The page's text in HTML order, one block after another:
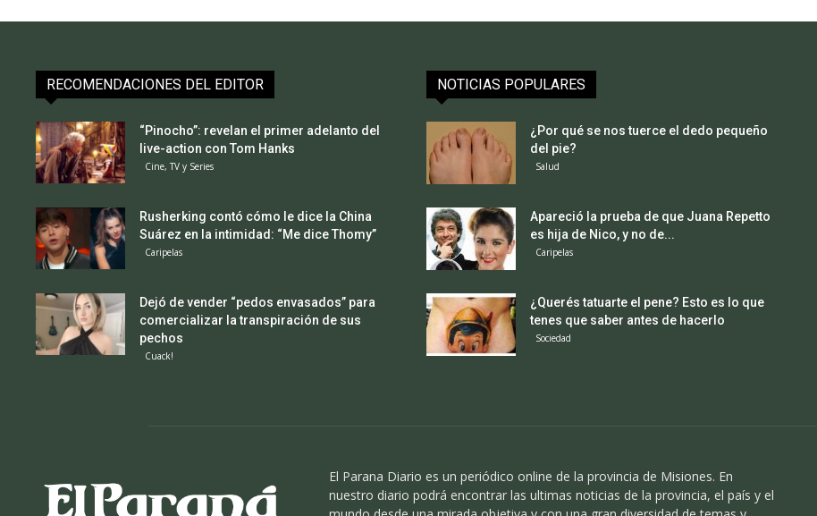
RECOMENDACIONES DEL EDITOR
“Pinocho”: revelan el primer adelanto del
live-action con Tom Hanks
Cine, TV y Series
Rusherking contó cómo le dice la China
Suárez en la intimidad: “Me dice Thomy”
Caripelas
Dejó de vender “pedos envasados” para
comercializar la transpiración de sus
pechos
Cuack!
NOTICIAS POPULARES
¿Por qué se nos tuerce el dedo pequeño
del pie?
Salud
Apareció la prueba de que Juana Repetto
es hija de Nico, y no de...
Caripelas
¿Querés tatuarte el pene? Esto es lo que
tenes que saber antes de hacerlo
Sociedad
El Parana Diario es un periódico online de la provincia de Misiones. En
nuestro diario podrá encontrar las ultimas noticias de la provincia, el país y el